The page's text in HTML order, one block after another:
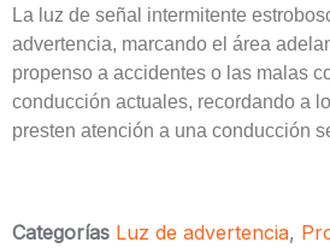
La luz de señal intermitente
advertencia, marcando el área
propenso a accidentes o las malas
conducción actuales, recordando a
presten atención a una conducción
Categorías Luz de advertencia,